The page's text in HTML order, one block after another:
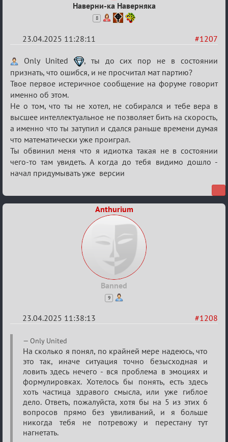
Наверни-ка Наверняка
8
#1207
23.04.2025 11:28:11
Re:
Разговоры
о
XIX
ТПК.
Only United
, ты до сих пор не в состоянии
признать, что ошибся, и не просчитал мат партию?
Твое первое истеричное сообщение на форуме говорит
именно об этом.
Не о том, что ты не хотел, не собирался и тебе вера в
высшее интеллектуальное не позволяет бить на скорость,
а именно что ты затупил и сдался раньше времени думая
что математически уже проиграл.
Ты обвинил меня что я идиотка такая не в состоянии
чего-то там увидеть. А когда до тебя видимо дошло -
начал придумывать уже версии
Anthurium
Banned
9
#1208
23.04.2025 11:38:13
Re:
Разговоры
XIX
ТПК.
Only United
На сколько я понял, по крайней мере надеюсь, что
это так, иначе ситуация точно безысходная и
ловить здесь нечего - вся проблема в эмоциях и
формулировках. Хотелось бы понять, есть здесь
хоть частица здравого смысла, или уже гиблое
дело. Ответь, пожалуйста, хотя бы на 5 из этих 6
вопросов прямо без увиливаний, и я больше
никогда тебя не потревожу и перестану тут
нагнетать.